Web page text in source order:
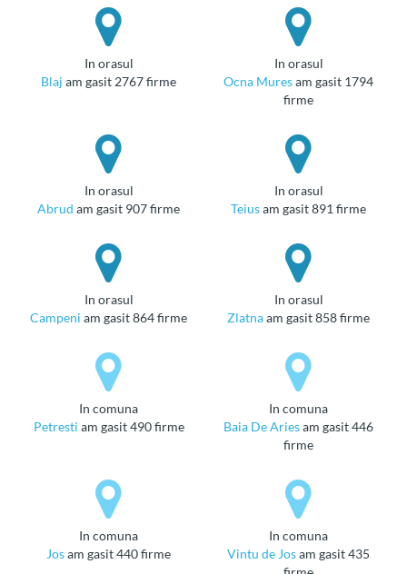
in orasul
Blaj am gasit 2767 firme
in orasul
Ocna Muresam gasit 1794
firme
in orasul
Abrud am gasit 907 firme
in orasul
Teiusam gasit 891 firme
in orasul
Campeni am gasit 864 firme
in orasul
Zlatnaam gasit 858 firme
in comuna
Petresti am gasit 490 firme
in comuna
Baia De Ariesam gasit 446
firme
in comuna
Josam gasit 440 firme
in comuna
Vintu de Josam gasit 435